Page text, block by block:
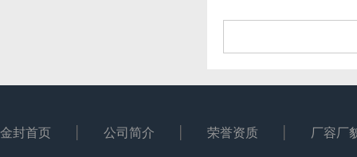
金封首页 公司简介 荣誉资质 厂容厂